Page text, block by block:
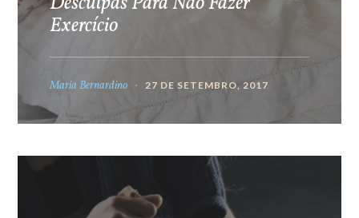
Exercício
Maria Bernardino 27 DE SETEMBRO, 2017